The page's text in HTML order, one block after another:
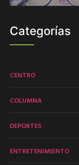
Categorías
CENTRO
COLUMNA
DEPORTES
ENTRETENIMIENTO